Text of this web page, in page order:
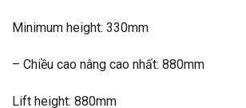
Minimum height: 330mm
– Chiều cao nâng cao nhất: 880mm
Lift height: 880mm